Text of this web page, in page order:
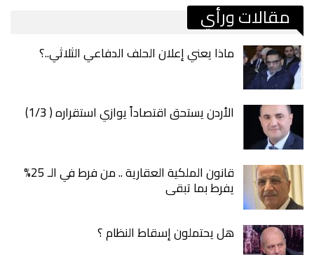
مقالات ورأي
ماذا يعني إعلان الحلف الدفاعي الثلاثي..؟
الأردن يستحق اقتصاداً يوازي استقراره ( 1/3)
قانون الملكية العقارية .. من فرط في الـ 25%
يفرط بما تبقى
هل يحتملون إسقاط النظام ؟